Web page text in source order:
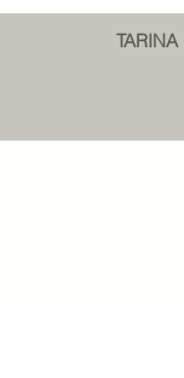
TARINA